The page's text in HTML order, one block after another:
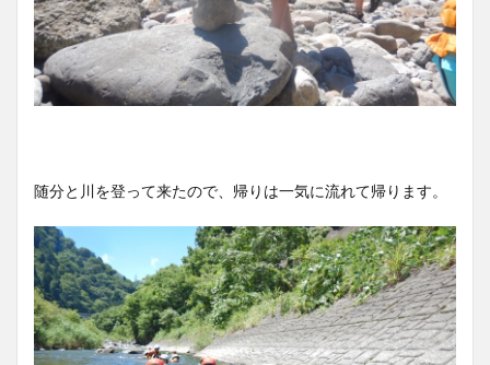
随分と川を登って来たので、帰りは一気に流れて帰ります。